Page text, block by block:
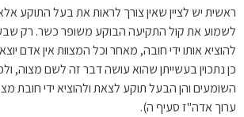
ראשית יש לציין שאין צורך לראות את בעל התוקע
לשמוע את קול התקיעה הבוקע משופר כשר. רק
להוציא אותו ידי חובה, מאחר וכל המצוות אין אדם
כן נתכוין בעשייתן שהוא עושה דבר זה לשם מצוה,
השומעים והן הבעל תוקע לצאת ולהוציא ידי חובת
ערוך אדה"ז סעיף ה).